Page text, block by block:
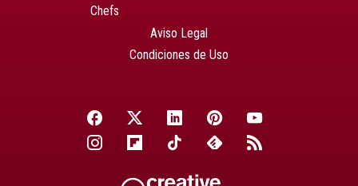
Chefs
Aviso Legal
Condiciones de Uso